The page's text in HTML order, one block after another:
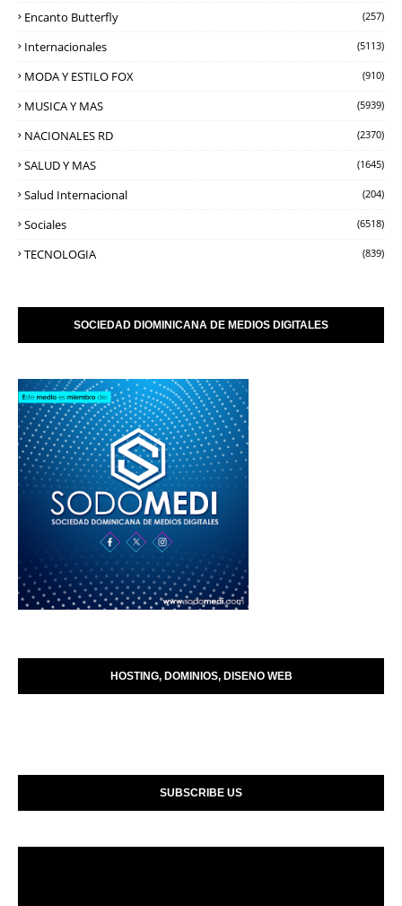
Encanto Butterfly (257)
Internacionales (5113)
MODA Y ESTILO FOX (910)
MUSICA Y MAS (5939)
NACIONALES RD (2370)
SALUD Y MAS (1645)
Salud Internacional (204)
Sociales (6518)
TECNOLOGIA (839)
SOCIEDAD DIOMINICANA DE MEDIOS DIGITALES
HOSTING, DOMINIOS, DISENO WEB
SUBSCRIBE US